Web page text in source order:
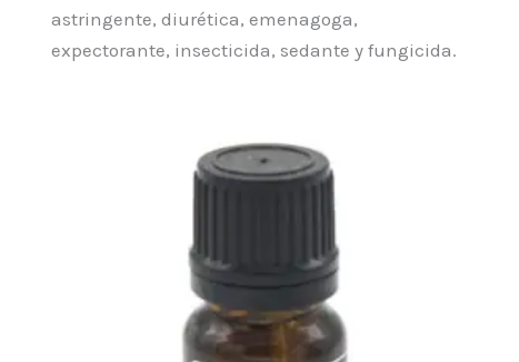
astringente, diurética, emenagoga,
expectorante, insecticida, sedante y fungicida.